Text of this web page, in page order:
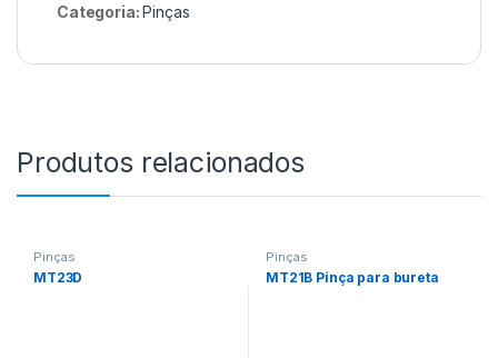
Categoria:Pinças
Produtos relacionados
Pinças
MT23D
Pinças
MT21B Pinça para bureta